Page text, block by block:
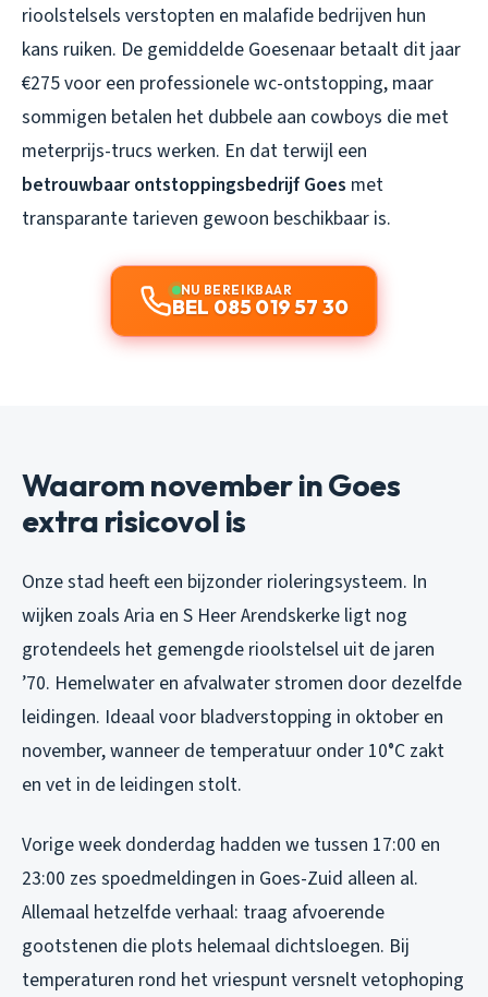
rioolstelsels verstopten en malafide bedrijven hun
kans ruiken. De gemiddelde Goesenaar betaalt dit jaar
€275 voor een professionele wc-ontstopping, maar
sommigen betalen het dubbele aan cowboys die met
meterprijs-trucs werken. En dat terwijl een
betrouwbaar ontstoppingsbedrijf Goes met
transparante tarieven gewoon beschikbaar is.
NU BEREIKBAAR
BEL 085 019 57 30
Waarom november in Goes
extra risicovol is
Onze stad heeft een bijzonder rioleringsysteem. In
wijken zoals Aria en S Heer Arendskerke ligt nog
grotendeels het gemengde rioolstelsel uit de jaren
’70. Hemelwater en afvalwater stromen door dezelfde
leidingen. Ideaal voor bladverstopping in oktober en
november, wanneer de temperatuur onder 10°C zakt
en vet in de leidingen stolt.
Vorige week donderdag hadden we tussen 17:00 en
23:00 zes spoedmeldingen in Goes-Zuid alleen al.
Allemaal hetzelfde verhaal: traag afvoerende
gootstenen die plots helemaal dichtsloegen. Bij
temperaturen rond het vriespunt versnelt vetophoping